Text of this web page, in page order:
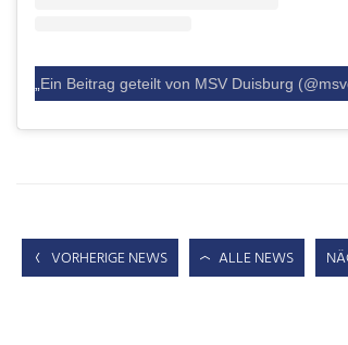
Ein Beitrag geteilt von MSV Duisburg
VORHERIGE NEWS ALLE NEWS